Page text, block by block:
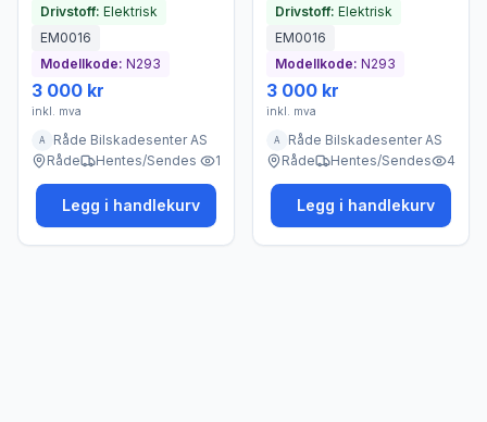
4matic(2021)
Drivstoff: Elektrisk
EM0016
Modellkode: N293
3 000 kr
inkl. mva
A
Råde Bilskadesenter AS
Råde
Hentes/Sendes 1
Legg i handlekurv
4matic(2021)
Drivstoff: Elektrisk
EM0016
Modellkode: N293
3 000 kr
inkl. mva
A
Råde Bilskadesenter AS
Råde
Hentes/Sendes 4
Legg i handlekurv